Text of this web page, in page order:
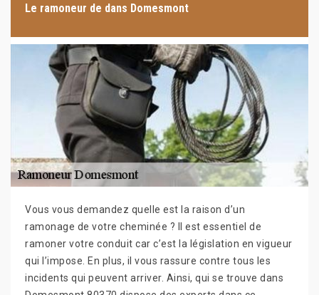
Le ramoneur de dans Domesmont
Vous vous demandez quelle est la raison d’un
ramonage de votre cheminée ? Il est essentiel de
ramoner votre conduit car c’est la législation en vigueur
qui l’impose. En plus, il vous rassure contre tous les
incidents qui peuvent arriver. Ainsi, qui se trouve dans